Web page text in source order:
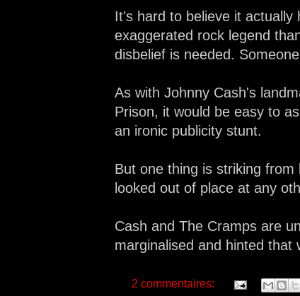
It's hard to believe it actually
exaggerated rock legend
disbelief is needed.
As with Johnny Cash's
Prison, it would be easy to
an ironic publicity stunt.
But one thing is striking
looked out of place at any
Cash and The Cramps are
marginalised and hinted that
2 commentaires: